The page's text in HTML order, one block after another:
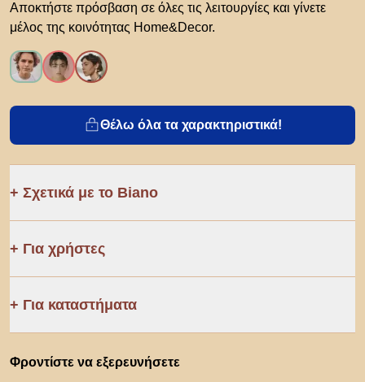
Αποκτήστε πρόσβαση σε όλες τις λειτουργίες και γίνετε
μέλος της κοινότητας Home&Decor.
Θέλω όλα τα χαρακτηριστικά!
Σχετικά με το Biano
Για χρήστες
Για καταστήματα
Φροντίστε να εξερευνήσετε